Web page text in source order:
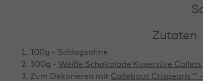
Zutaten
100g - Schlagsahne
300g - Weiße Schokolade Kuvertüre
Zum Dekorieren mit Callebaut Crispearls™